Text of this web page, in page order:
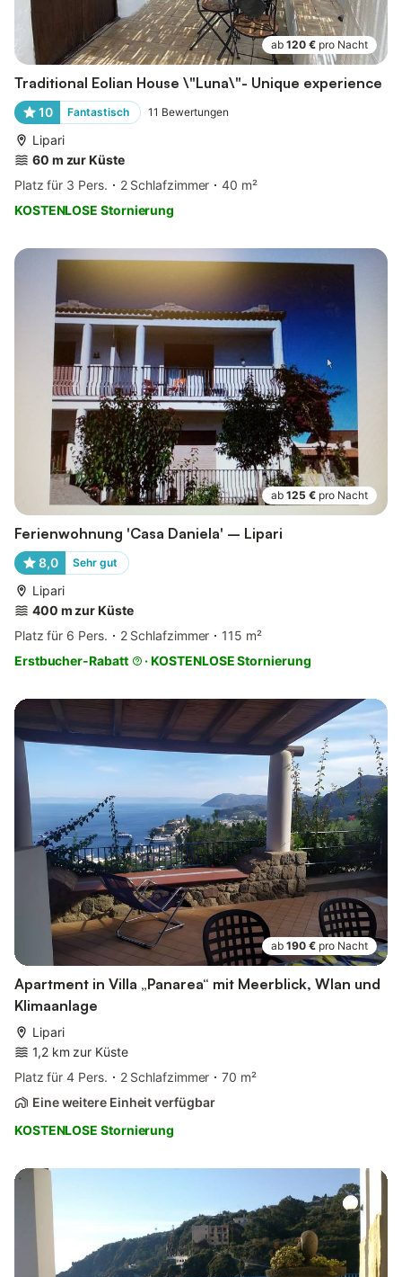
ab 120 € pro Nacht
Traditional Eolian House \"Luna\"- Unique experience
10 Fantastisch 11 Bewertungen
Lipari
60 m zur Küste
Platz für 3 Pers.
2 Schlafzimmer
40 m²
KOSTENLOSE Stornierung
ab 125 € pro Nacht
Ferienwohnung 'Casa Daniela' – Lipari
8,0 Sehr gut
Lipari
400 m zur Küste
Platz für 6 Pers.
2 Schlafzimmer
115 m²
Erstbucher-Rabatt
·KOSTENLOSE Stornierung
ab 190 € pro Nacht
Apartment in Villa „Panarea“ mit Meerblick, Wlan und
Klimaanlage
Lipari
1,2 km zur Küste
Platz für 4 Pers.
2 Schlafzimmer
70 m²
Eine weitere Einheit verfügbar
KOSTENLOSE Stornierung